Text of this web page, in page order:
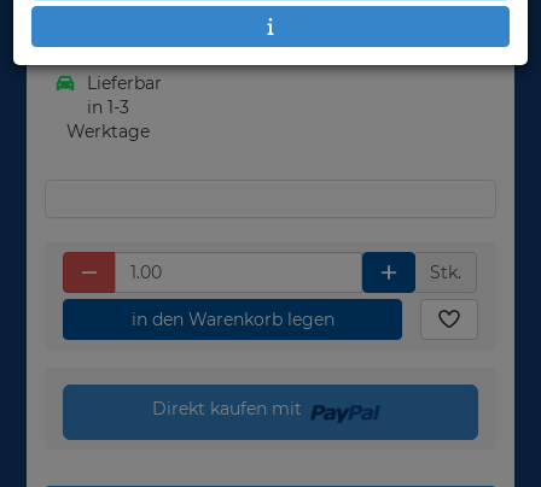
35,00 €
Lieferbar
in 1-3
Werktage
Stk.
in den Warenkorb legen
Direkt kaufen mit